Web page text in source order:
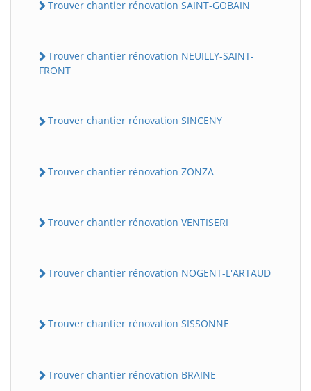
Trouver chantier rénovation SAINT-GOBAIN
Trouver chantier rénovation NEUILLY-SAINT-
FRONT
Trouver chantier rénovation SINCENY
Trouver chantier rénovation ZONZA
Trouver chantier rénovation VENTISERI
Trouver chantier rénovation NOGENT-L'ARTAUD
Trouver chantier rénovation SISSONNE
Trouver chantier rénovation BRAINE